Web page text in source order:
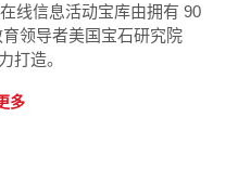
线信息活动宝库由拥有 90
领导者美国宝石研究院
打造。
多